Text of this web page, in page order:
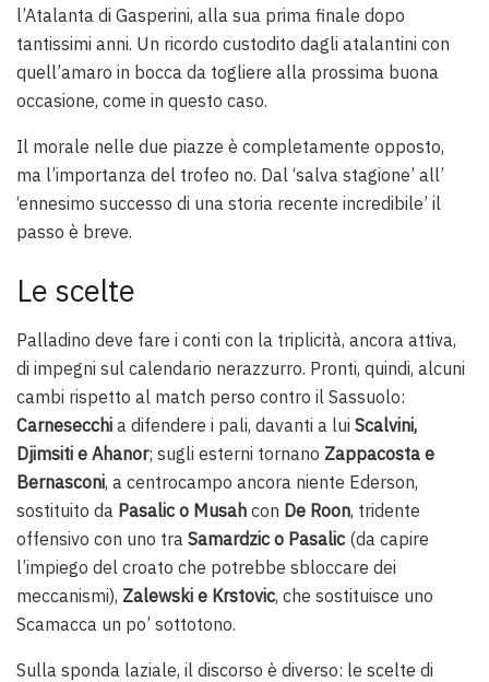
l’Atalanta di Gasperini, alla sua prima finale dopo
tantissimi anni. Un ricordo custodito dagli atalantini con
quell’amaro in bocca da togliere alla prossima buona
occasione, come in questo caso.
Il morale nelle due piazze è completamente opposto,
ma l’importanza del trofeo no. Dal ‘salva stagione’ all’
‘ennesimo successo di una storia recente incredibile’ il
passo è breve.
Le scelte
Palladino deve fare i conti con la triplicità, ancora attiva,
di impegni sul calendario nerazzurro. Pronti, quindi, alcuni
cambi rispetto al match perso contro il Sassuolo:
Carnesecchi a difendere i pali, davanti a lui Scalvini,
Djimsiti e Ahanor; sugli esterni tornano Zappacosta e
Bernasconi, a centrocampo ancora niente Ederson,
sostituito da Pasalic o Musah con De Roon, tridente
offensivo con uno tra Samardzic o Pasalic (da capire
l’impiego del croato che potrebbe sbloccare dei
meccanismi), Zalewski e Krstovic, che sostituisce uno
Scamacca un po’ sottotono.
Sulla sponda laziale, il discorso è diverso: le scelte di